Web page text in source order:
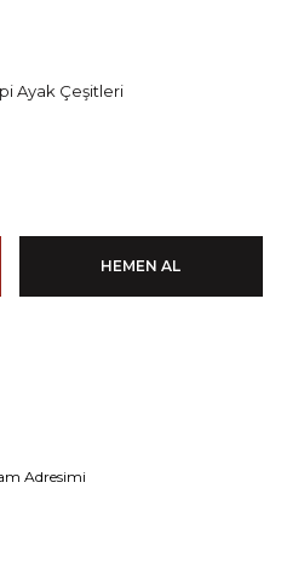
Ayak Çeşitleri
HEMEN AL
Adresimi